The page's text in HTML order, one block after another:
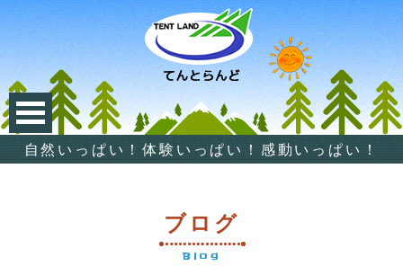
自然いっぱい！体験いっぱい！感動いっぱい！
ブログ
Blog